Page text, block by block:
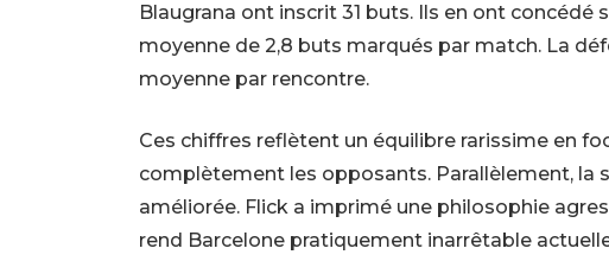
Blaugrana ont inscrit 31 buts. Ils en ont concédé
moyenne de 2,8 buts marqués par match. La
moyenne par rencontre.
Ces chiffres reflètent un équilibre rarissime en
complètement les opposants. Parallèlement, la
améliorée. Flick a imprimé une philosophie
rend Barcelone pratiquement inarrêtable